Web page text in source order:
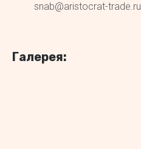
snab@aristocrat-trade.ru
Галерея: